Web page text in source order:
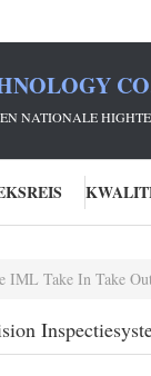
NATIONALE
IML Take In Take